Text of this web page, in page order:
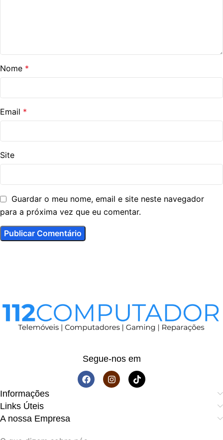
Nome *
Email *
Site
Guardar o meu nome, email e site neste navegador
para a próxima vez que eu comentar.
Segue-nos em
Informações
Links Úteis
A nossa Empresa